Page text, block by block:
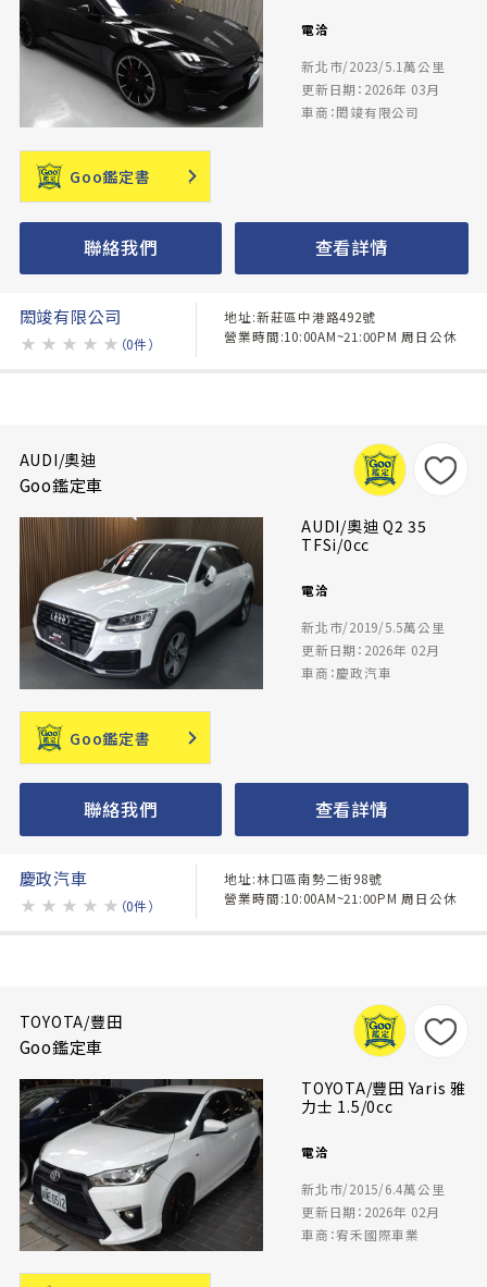
電洽
新北市/2023/5.1萬公里
更新日期：2026年 03月
車商：閎竣有限公司
Goo鑑定書
聯絡我們 查看詳情
閎竣有限公司
★ ★ ★ ★ ★ （0件）
地址:新莊區中港路492號
營業時間:10:00AM~21:00PM 周日公休
AUDI/奧迪
Goo鑑定車
AUDI/奧迪 Q2 35
TFSi/0cc
電洽
新北市/2019/5.5萬公里
更新日期：2026年 02月
車商：慶政汽車
Goo鑑定書
聯絡我們 查看詳情
慶政汽車
★ ★ ★ ★ ★ （0件）
地址:林口區南勢二街98號
營業時間:10:00AM~21:00PM 周日公休
TOYOTA/豐田
Goo鑑定車
TOYOTA/豐田 Yaris 雅
力士 1.5/0cc
電洽
新北市/2015/6.4萬公里
更新日期：2026年 02月
車商：宥禾國際車業